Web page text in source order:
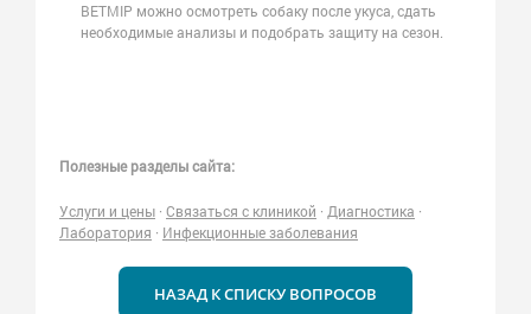
ВЕТМІР можно осмотреть собаку после укуса, сдать
необходимые анализы и подобрать защиту на сезон.
Полезные разделы сайта:
Услуги и цены · Связаться с клиникой · Диагностика ·
Лаборатория · Инфекционные заболевания
НАЗАД К СПИСКУ ВОПРОСОВ